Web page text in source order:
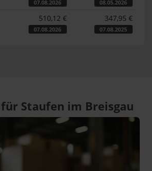
07.08.2026 08.05.2026
510,12 €
07.08.2026
347,95 €
07.08.2025
Staufen im Breisgau